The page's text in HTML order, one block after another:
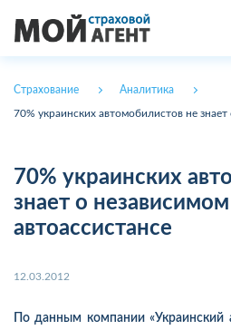
Страхование Аналитика
70% украинских автомобилистов не
70% украинских
знает о независимом
автоассистансе
12.03.2012
По данным компании «Украинский